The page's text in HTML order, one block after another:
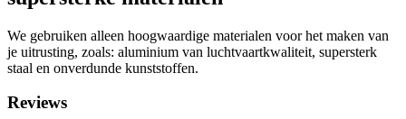
We gebruiken alleen hoogwaardige materialen voor het maken van
je uitrusting, zoals: aluminium van luchtvaartkwaliteit, supersterk
staal en onverdunde kunststoffen.
Reviews